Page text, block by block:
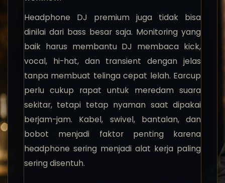
Headphone DJ premium juga tidak bisa
dinilai dari bass besar saja. Monitoring yang
baik harus membantu DJ membaca kick,
vocal, hi-hat, dan transient dengan jelas
tanpa membuat telinga cepat lelah. Earcup
perlu cukup rapat untuk meredam suara
sekitar, tetapi tetap nyaman saat dipakai
berjam-jam. Kabel, swivel, bantalan, dan
bobot menjadi faktor penting karena
headphone sering menjadi alat kerja paling
sering disentuh.